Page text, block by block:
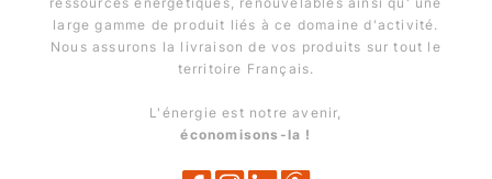
large gamme de produit liés à ce domaine d'activité.
Nous assurons la livraison de vos produits sur tout le
territoire Français.
L'énergie est notre avenir,
économisons-la !